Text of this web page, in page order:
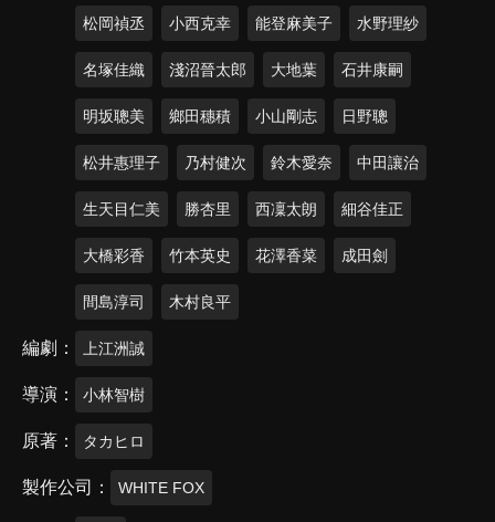
松岡禎丞 小西克幸 能登麻美子 水野理紗
名塚佳織 淺沼晉太郎 大地葉 石井康嗣
明坂聰美 鄉田穗積 小山剛志 日野聰
松井惠理子 乃村健次 鈴木愛奈 中田讓治
生天目仁美 勝杏里 西凜太朗 細谷佳正
大橋彩香 竹本英史 花澤香菜 成田劍
間島淳司 木村良平
編劇 上江洲誠
導演 小林智樹
原著 タカヒロ
製作公司 WHITE FOX